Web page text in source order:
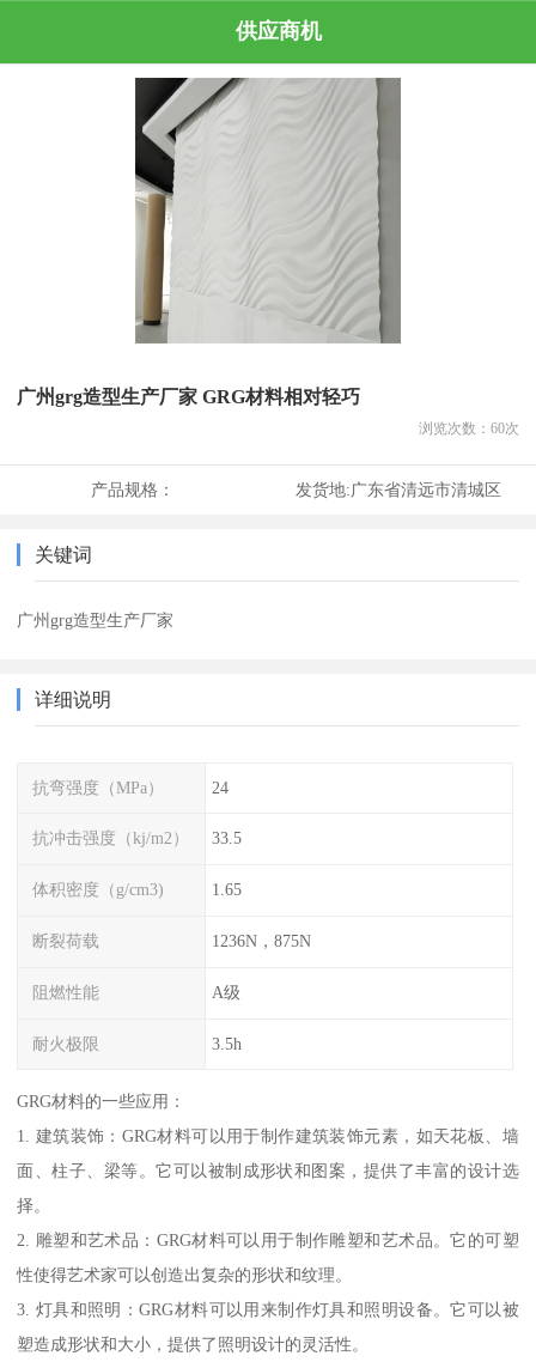
供应商机
广州grg造型生产厂家 GRG材料相对轻巧
浏览次数： 60次
产品规格： 发货地:广东省清远市清城区
关键词
广州grg造型生产厂家
详细说明
抗弯强度（MPa） 24
抗冲击强度（kj/m2） 33.5
体积密度（g/cm3) 1.65
断裂荷载 1236N，875N
阻燃性能 A级
耐火极限 3.5h
GRG材料的一些应用：
1. 建筑装饰：GRG材料可以用于制作建筑装饰元素，如天花板、墙
面、柱子、梁等。它可以被制成形状和图案，提供了丰富的设计选
择。
2. 雕塑和艺术品：GRG材料可以用于制作雕塑和艺术品。它的可塑
性使得艺术家可以创造出复杂的形状和纹理。
3. 灯具和照明：GRG材料可以用来制作灯具和照明设备。它可以被
塑造成形状和大小，提供了照明设计的灵活性。